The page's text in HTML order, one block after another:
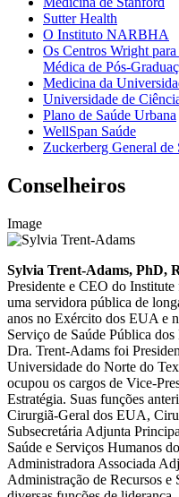
Sutter Health
O Instituto NARBHA
Os Centros Wright
Médica de Pós-
Medicina da
Universidade de
Plano de Saúde Urbana
WellSpan Saúde
Zuckerberg General de
Conselheiros
Image
Sylvia Trent-Adams, PhD,
Presidente e CEO do
uma servidora pública de
anos no Exército dos EUA e
Serviço de Saúde Pública
Dra. Trent-Adams foi
Universidade do Norte do
ocupou os cargos de Vice-
Estratégia. Suas funções
Cirurgiã-Geral dos EUA,
Subsecretária Adjunta
Saúde e Serviços Humanos
Administradora Associada
Administração de Recursos e